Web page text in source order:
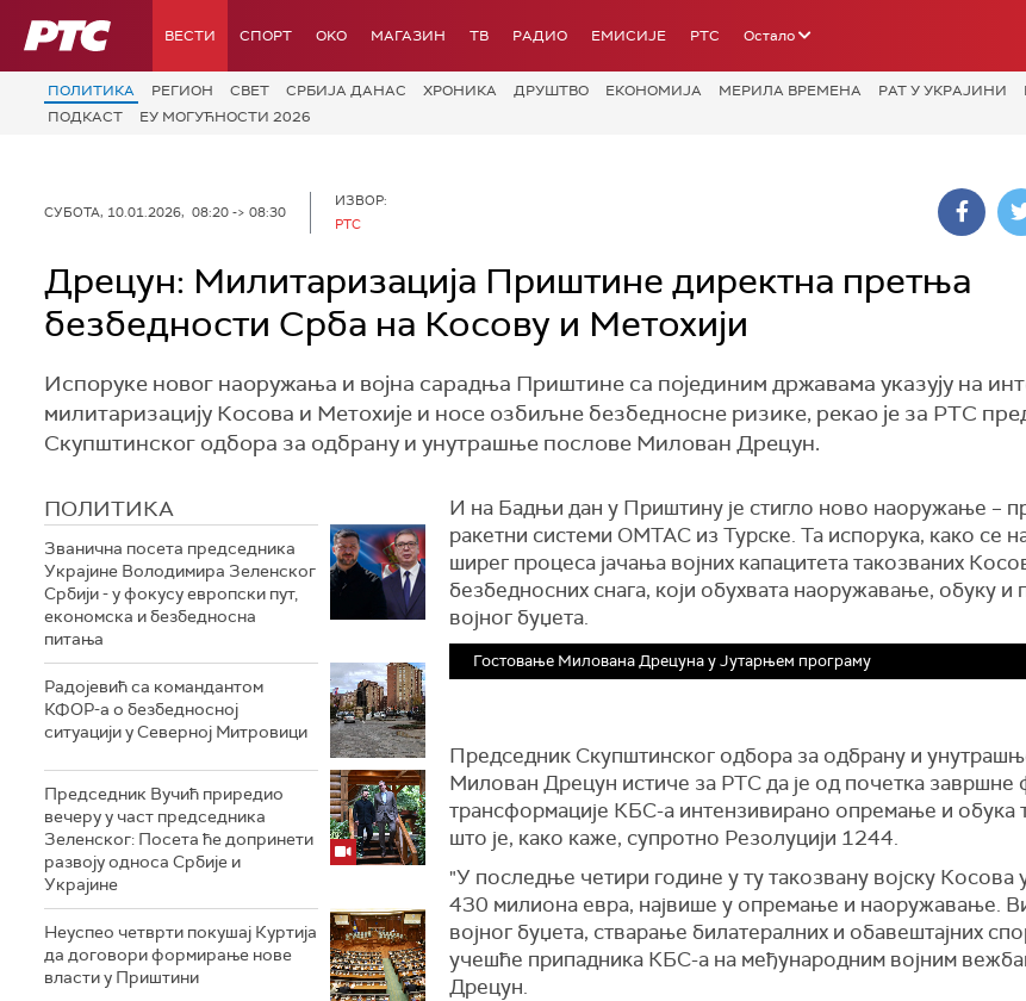
РТС ВЕСТИ СПОРТ OKO МАГАЗИН ТВ РАДИО ЕМИСИЈЕ РТС Остало
ПОЛИТИКА РЕГИОН СВЕТ СРБИЈА ДАНАС ХРОНИКА ДРУШТВО ЕКОНОМИЈА МЕРИЛА ВРЕМЕНА РАТ У УКРАЈИНИ
ПОДКАСТ
ЕУ МОГУЋНОСТИ 2026
СУБОТА, 10.01.2026, 08:20 -> 08:30
ИЗВОР:
РТС
Дрецун: Милитаризација Приштине директна претња
безбедности Срба на Косову и Метохији
Испоруке новог наоружања и војна сарадња Приштине са појединим државама указују на
милитаризацију Косова и Метохије и носе озбиљне безбедносне ризике, рекао је за РТС
Скупштинског одбора за одбрану и унутрашње послове Милован Дрецун.
ПОЛИТИКА
Званична посета председника
Украјине Володимира Зеленског
Србији - у фокусу европски пут,
економска и безбедносна
питања
Радојевић са командантом
КФОР-а о безбедносној
ситуацији у Северној Митровици
Председник Вучић приредио
вечеру у част председника
Зеленског: Посета ће допринети
развоју односа Србије и
Украјине
Неуспео четврти покушај Куртија
да договори формирање нове
власти у Приштини
И на Бадњи дан у Приштину је стигло ново наоружање –
ракетни системи ОМТАС из Турске. Та испорука, како се
ширег процеса јачања војних капацитета такозваних
безбедносних снага, који обухвата наоружавање, обуку
војног буџета.
Гостовање Милована Дрецуна у Јутарњем програму
Председник Скупштинског одбора за одбрану и
Милован Дрецун истиче за РТС да је од почетка завршне
трансформације КБС-а интензивирано опремање и обука
што је, како каже, супротно Резолуцији 1244.
"У последње четири године у ту такозвану војску Косова
430 милиона евра, највише у опремање и наоружавање.
војног буџета, стварање билатералних и обавештајних
учешће припадника КБС-а на међународним војним
Дрецун.